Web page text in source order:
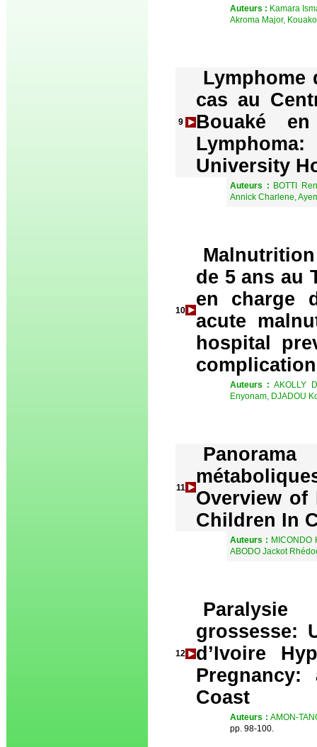
Auteurs : Kamara
Akroma Major,
9
Lymphome
cas au
Bouaké
University
Auteurs : BOTTI
Annick Charlene,
10
de 5 ans au
en charge
acute
hospital
complication
Auteurs :AKOLLY
Enyonam, DJADOU
11
Overview of
Children In
Auteurs : MICONDO
ABODO Jackot
12
Paralysie
grossesse:
d’Ivoire
Coast
Auteurs :AMON-
pp. 98-100.